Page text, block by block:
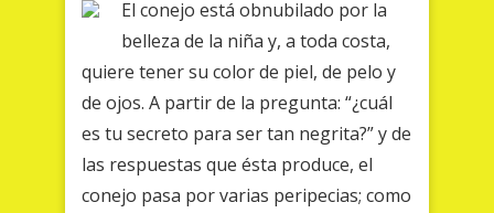
El conejo está obnubilado por la
belleza de la niña y, a toda costa,
quiere tener su color de piel, de pelo y
de ojos. A partir de la pregunta: “¿cuál
es tu secreto para ser tan negrita?” y de
las respuestas que ésta produce, el
conejo pasa por varias peripecias; como